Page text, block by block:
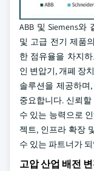
ABB 및 Siemens와
및 고급 전기 제품
한 점유율을 차지
인 변압기, 개폐 장
솔루션을 제공하
중요합니다. 신뢰
수 있는 능력으로
젝트, 인프라 확장
수 있는 파트너가
고압 산업 배전